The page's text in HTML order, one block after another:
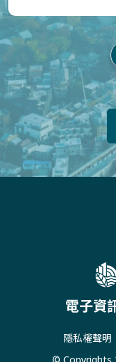
電子資
隱私權聲明